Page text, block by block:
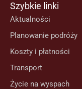
Szybkie linki
Aktualności
Planowanie podróży
Koszty i płatności
Transport
Życie na wyspach